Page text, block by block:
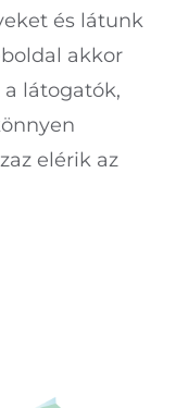
és látunk
akkor
a látogatók,
elérik az